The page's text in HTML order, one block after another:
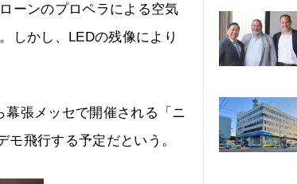
ーンのプロペラによる空気
しかし、LEDの残像により
張メッセで開催される「ニ
飛行する予定だという。